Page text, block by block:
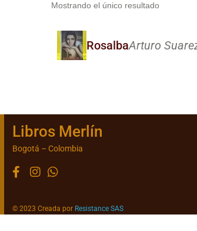
Mostrando el único resultado
RosalbaArturo
Libros Merlín
Bogotá – Colombia
© 2023 Creada por Resistance SAS